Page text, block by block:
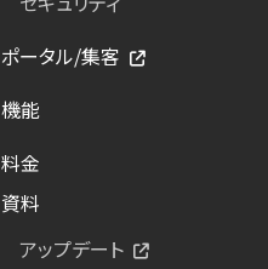
ポータル/集客
機能
料金
資料
アップデート